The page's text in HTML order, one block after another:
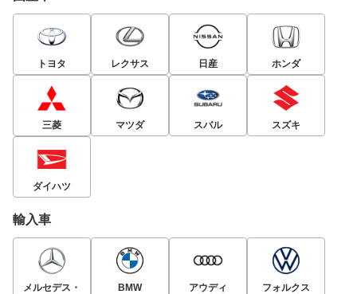
トヨタ レクサス 日産 ホンダ
三菱 マツダ スバル スズキ
ダイハツ
輸入車
メルセデス・
BMW アウディ
フォルクス